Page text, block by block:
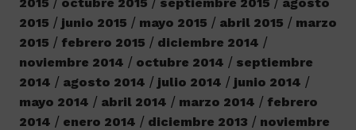
2015
junio 2015 mayo 2015 abril 2015
marzo
2015
febrero 2015
diciembre 2014
noviembre 2014
octubre 2014
septiembre
2014
agosto 2014 julio 2014
junio 2014
mayo 2014
abril 2014 marzo 2014
febrero
2014
enero 2014 diciembre 2013
noviembre